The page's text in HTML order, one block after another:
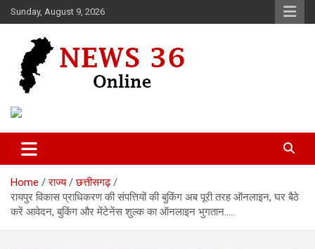
Skip
to
Sunday, August 9, 2026
News 36
Home राज्य
छत्तीसगढ़
रायपुर विकास प्राधिकरण की संपत्तियों की बुकिंग अब पूरी तरह ऑनलाइन, घर बैठे
करें आवेदन, बुकिंग और मेंटेनेंस शुल्क का ऑनलाइन भुगतान…..